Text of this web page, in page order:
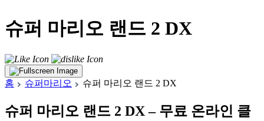
슈퍼 마리오 랜드 2 DX
홈 슈퍼마리오 슈퍼 마리오 랜드 2 DX
슈퍼 마리오 랜드 2 DX – 무료 온라인 클